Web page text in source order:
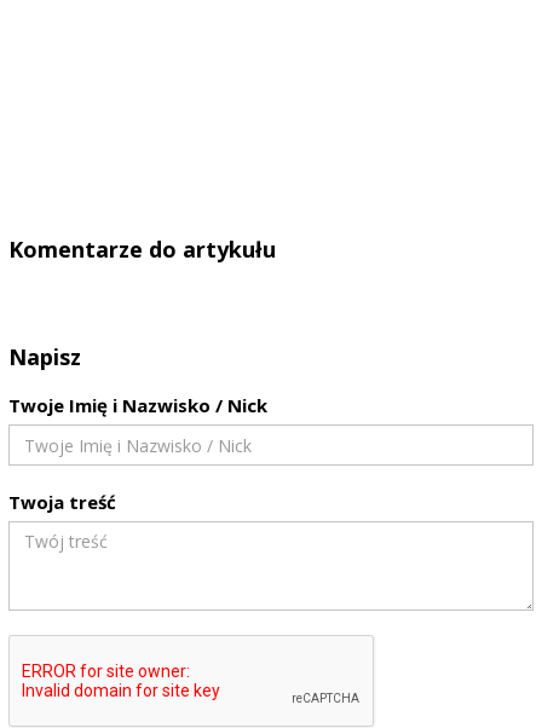
Komentarze do artykułu
Napisz
Twoje Imię i Nazwisko / Nick
Twoja treść